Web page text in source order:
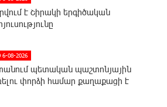
է Շիրակի երգիծական
6-08-2026
պետական ​​պաշտոնյային
փորձի համար քաղաքացի է